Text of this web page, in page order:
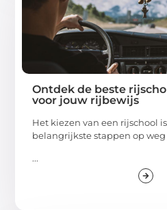
Ontdek de beste
voor jouw rijbewijs
Het kiezen van een rijschool
belangrijkste stappen op weg
...